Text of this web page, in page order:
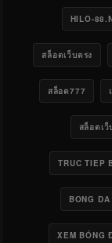
HILO-
สล็อตเว็บตรง
สล็อต777
สล็อตเว็
TRUC TIEP
BONG
XEM BÓNG